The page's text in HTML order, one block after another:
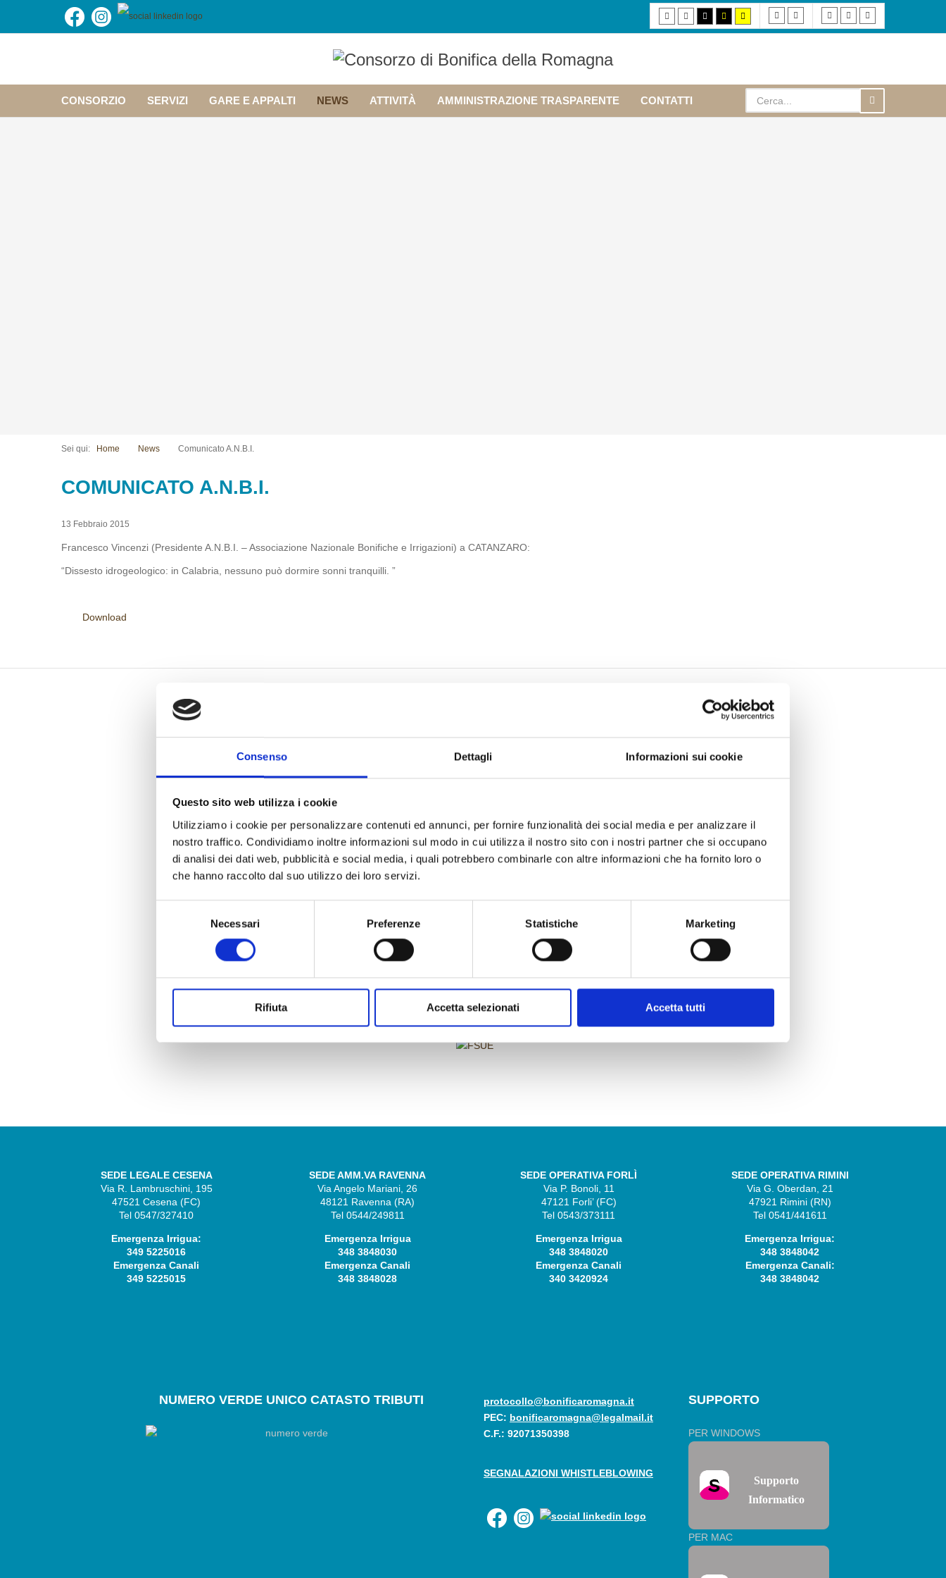
Consenso Dettagli Informazioni sui cookie
Questo sito web utilizza i cookie
Utilizziamo i cookie per personalizzare contenuti ed annunci, per fornire funzionalità dei social media e per analizzare il
nostro traffico. Condividiamo inoltre informazioni sul modo in cui utilizza il nostro sito con i nostri partner che si occupano
di analisi dei dati web, pubblicità e social media, i quali potrebbero combinarle con altre informazioni che ha fornito loro o
che hanno raccolto dal suo utilizzo dei loro servizi.
Necessari Preferenze Statistiche Marketing
Rifiuta Accetta selezionati Accetta tutti
Default
mode
Night
mode
High
contrast
black/white
High
contrast
black/yellow
contrast
yellow/black
Fixed
layout
Wide
Smaller
font
Default
font
CONSORZIO SERVIZI GARE E APPALTI NEWS ATTIVITÀ AMMINISTRAZIONE TRASPARENTE CONTATTI
Sei qui: Home News Comunicato A.N.B.I.
COMUNICATO A.N.B.I.
13 Febbraio 2015
Francesco Vincenzi (Presidente A.N.B.I. – Associazione Nazionale Bonifiche e Irrigazioni) a CATANZARO:
“Dissesto idrogeologico: in Calabria, nessuno può dormire sonni tranquilli. ”
Download
LENOSTRE CERTIFICAZIONI
FINANZIAMENTI
SEDE LEGALE CESENA
Via R. Lambruschini, 195
47521 Cesena (FC)
Tel 0547/327410
Emergenza Irrigua:
349 5225016
Emergenza Canali
349 5225015
SEDE AMM.VA RAVENNA
Via Angelo Mariani, 26
48121 Ravenna (RA)
Tel 0544/249811
Emergenza Irrigua
348 3848030
Emergenza Canali
348 3848028
SEDE OPERATIVA FORLÌ
Via P. Bonoli, 11
47121 Forli’ (FC)
Tel 0543/373111
Emergenza Irrigua
348 3848020
Emergenza Canali
340 3420924
SEDE OPERATIVA RIMINI
Via G. Oberdan, 21
47921 Rimini (RN)
Tel 0541/441611
Emergenza Irrigua:
348 3848042
Emergenza Canali:
348 3848042
NUMEROVERDE UNICO CATASTO TRIBUTI
protocollo@bonificaromagna.it
PEC: bonificaromagna@legalmail.it
C.F.: 92071350398
SEGNALAZIONI WHISTLEBLOWING
SUPPORTO
PER WINDOWS
Supporto
Informatico
PER MAC